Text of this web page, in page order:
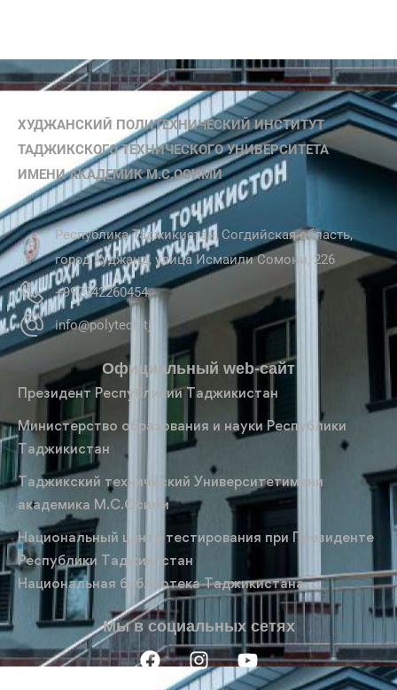
ХУДЖАНСКИЙ ПОЛИТЕХНИЧЕСКИЙ ИНСТИТУТ
ТАДЖИКСКОГО ТЕХНИЧЕСКОГО УНИВЕРСИТЕТА
ИМЕНИ АКАДЕМИК М.С.ОСИМИ
Республика Таджикистан, Согдийская область,
город Худжанд, улица Исмаили Сомони, 226
+992342260454
info@polytech.tj
Официальный web-сайт
Президент Республикии Таджикистан
Министерство образования и науки Республики
Таджикистан
Таджикский технический Университетимени
академика М.С.Осими
Национальный центр тестирования при Президенте
Республики Таджикистан
Национальная библиотека Таджикистана
Мы в социальных сетях